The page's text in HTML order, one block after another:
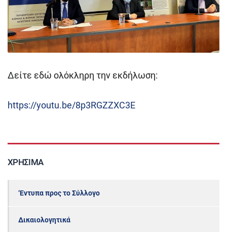
Δείτε εδώ ολόκληρη την εκδήλωση:
https://youtu.be/8p3RGZZXC3E
ΧΡΉΣΙΜΑ
‘Εντυπα προς το Σύλλογο
Δικαιολογητικά